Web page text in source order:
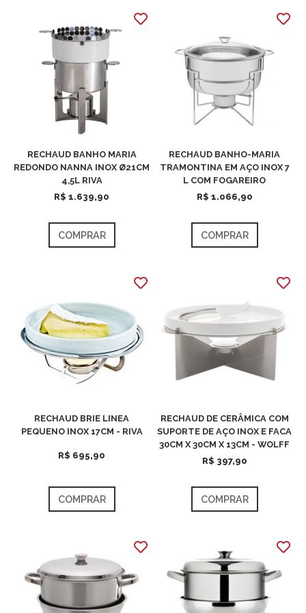
RECHAUD BANHO MARIA
REDONDO NANNA INOX Ø21CM
4,5L RIVA
R$ 1.639,90
COMPRAR
RECHAUD BANHO-MARIA
TRAMONTINA EM AÇO INOX 7
L COM FOGAREIRO
R$ 1.066,90
COMPRAR
RECHAUD BRIE LINEA
PEQUENO INOX 17CM - RIVA
R$ 695,90
COMPRAR
RECHAUD DE CERÂMICA COM
SUPORTE DE AÇO INOX E FACA
30CM X 30CM X 13CM - WOLFF
R$ 397,90
COMPRAR